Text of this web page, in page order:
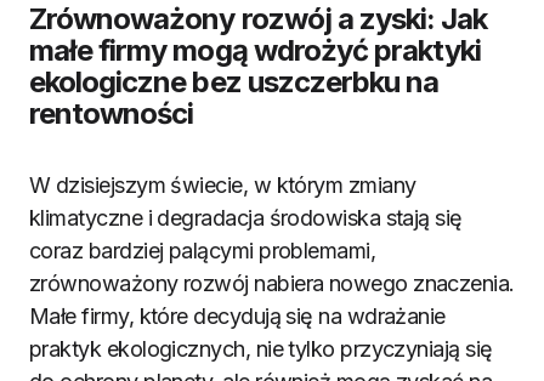
Zrównoważony rozwój a zyski: Jak
małe firmy mogą wdrożyć praktyki
ekologiczne bez uszczerbku na
rentowności
W dzisiejszym świecie, w którym zmiany
klimatyczne i degradacja środowiska stają się
coraz bardziej palącymi problemami,
zrównoważony rozwój nabiera nowego znaczenia.
Małe firmy, które decydują się na wdrażanie
praktyk ekologicznych, nie tylko przyczyniają się